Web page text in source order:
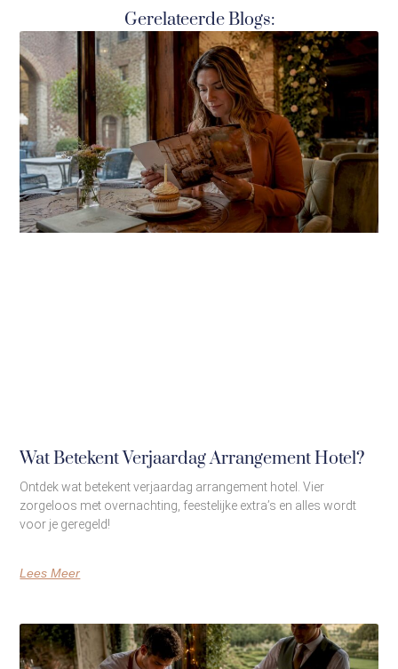
Gerelateerde Blogs:
Wat Betekent Verjaardag Arrangement Hotel?
Ontdek wat betekent verjaardag arrangement hotel. Vier
zorgeloos met overnachting, feestelijke extra’s en alles wordt
voor je geregeld!
Lees Meer